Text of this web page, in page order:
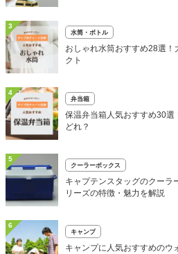
3
水筒・ボトル
おしゃれ水筒おすすめ28選
クト
4
弁当箱
保温弁当箱人気おすすめ30選
どれ？
5
クーラーボックス
キャプテンスタッグのクーラ
リーズの特徴・魅力を解説
6
キャンプ
キャンプに人気おすすめのウ